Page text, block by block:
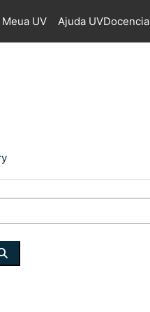
Meua UV Ajuda UVDocencia
Cerca cursos